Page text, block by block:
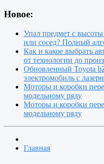
Новое:
Упал предмет с
или сосед? Полный
Как и какое выбрать
от технологии до
Обновленный Toyota
электромобиль с
Моторы и коробки
модельному ряду
Моторы и коробки
модельному ряду
Главная